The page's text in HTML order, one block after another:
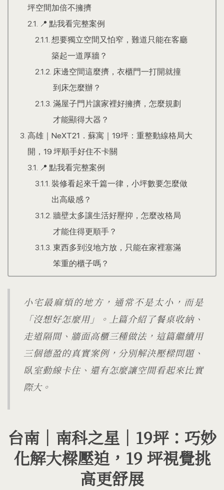
坪空間加倍不擁擠
📍 點我看完整案例
想要獨立空間又怕窄，難道只能在客廳
築起一道厚牆？
床邊空間這麼擠，衣櫃門一打開就撞
到床怎麼辦？
滿屋子門片讓家裡好擁擠，怎麼規劃
才能顯得大器？
高雄｜NeXT21．蘇寓｜19坪：重整動線格局大
開，19 坪順手好住不卡關
📍 點我看完整案例
裝修看起來千篇一律，小坪數要怎麼做
出高級感？
牆壁太多讓生活好壓抑，怎麼改格局
才能住得更順手？
東西多到沒地方放，只能在家裡塞滿
笨重的櫃子嗎？
小宅最麻煩的地方，通常不是太小，而是
「沒想好怎麼用」。上篇介紹了餐桌收納、
走道隔間、牆面高櫃三種做法，這篇繼續用
三個德盈的真實案例，分別解決壓樑問題、
臥室動線卡住、還有怎麼讓空間看起來比實
際大。
台南｜南科之星｜19坪：巧妙
化解大樑壓迫，19 坪視覺挑
高更舒展